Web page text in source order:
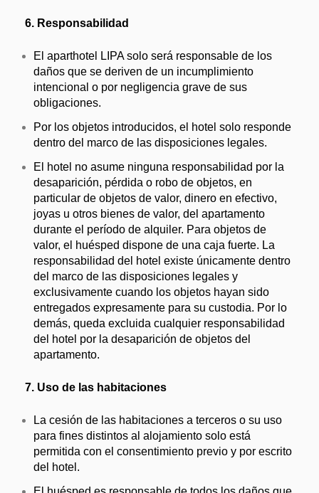
6. Responsabilidad
El aparthotel LIPA solo será responsable de los
daños que se deriven de un incumplimiento
intencional o por negligencia grave de sus
obligaciones.
Por los objetos introducidos, el hotel solo responde
dentro del marco de las disposiciones legales.
El hotel no asume ninguna responsabilidad por la
desaparición, pérdida o robo de objetos, en
particular de objetos de valor, dinero en efectivo,
joyas u otros bienes de valor, del apartamento
durante el período de alquiler. Para objetos de
valor, el huésped dispone de una caja fuerte. La
responsabilidad del hotel existe únicamente dentro
del marco de las disposiciones legales y
exclusivamente cuando los objetos hayan sido
entregados expresamente para su custodia. Por lo
demás, queda excluida cualquier responsabilidad
del hotel por la desaparición de objetos del
apartamento.
7. Uso de las habitaciones
La cesión de las habitaciones a terceros o su uso
para fines distintos al alojamiento solo está
permitida con el consentimiento previo y por escrito
del hotel.